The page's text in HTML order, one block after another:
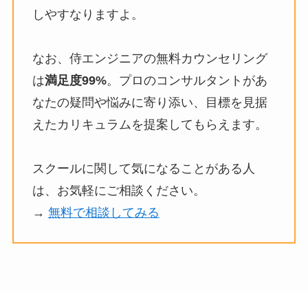
しやすなりますよ。
なお、侍エンジニアの無料カウンセリング
は満足度99%。プロのコンサルタントがあ
なたの疑問や悩みに寄り添い、目標を見据
えたカリキュラムを提案してもらえます。
スクールに関して気になることがある人
は、お気軽にご相談ください。
→ 無料で相談してみる